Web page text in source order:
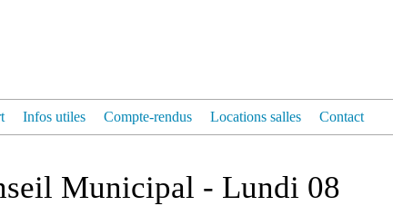
Infos utiles Compte-rendus Locations salles Contact
Municipal - Lundi 08